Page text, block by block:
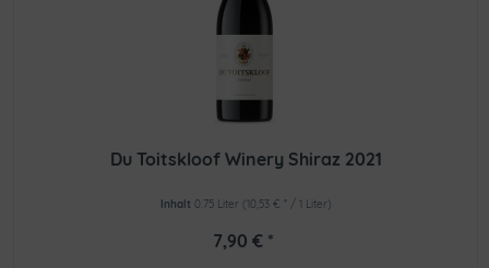
Du Toitskloof Winery Shiraz 2021
Inhalt 0.75 Liter (10,53 € * / 1 Liter)
7,90 € *